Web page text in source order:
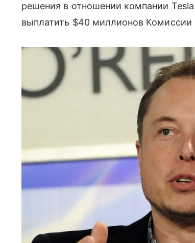
решения в отношении компании
выплатить $40 миллионов